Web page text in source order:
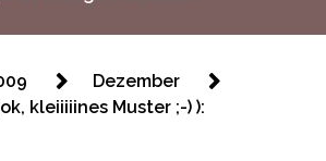
Dezember
kleiiiiines Muster ;-) ):